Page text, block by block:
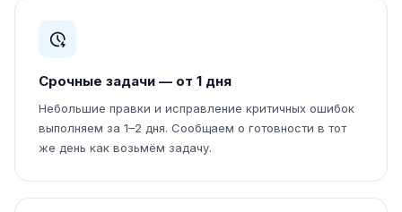
Срочные задачи — от 1 дня
Небольшие правки и исправление критичных ошибок
выполняем за 1–2 дня. Сообщаем о готовности в тот
же день как возьмём задачу.